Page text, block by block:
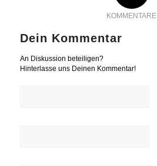
KOMMENTARE
Dein Kommentar
An Diskussion beteiligen?
Hinterlasse uns Deinen Kommentar!